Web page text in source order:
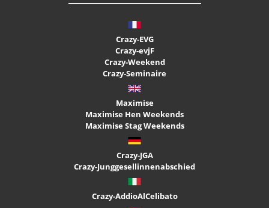
Crazy-EVG
Crazy-evjF
Crazy-Weekend
Crazy-Seminaire
Maximise
Maximise Hen Weekends
Maximise Stag Weekends
Crazy-JGA
Crazy-Junggesellinnenabschied
Crazy-AddioAlCelibato